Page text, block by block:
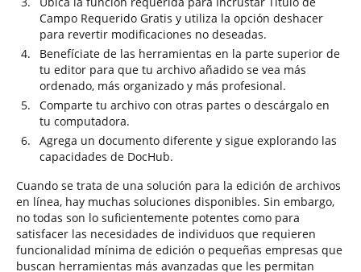
Campo Requerido Gratis y utiliza la opción deshacer
para revertir modificaciones no deseadas.
Benefíciate de las herramientas en la parte superior de
tu editor para que tu archivo añadido se vea más
ordenado, más organizado y más profesional.
Comparte tu archivo con otras partes o descárgalo en
tu computadora.
Agrega un documento diferente y sigue explorando las
capacidades de DocHub.
Cuando se trata de una solución para la edición de archivos
en línea, hay muchas soluciones disponibles. Sin embargo,
no todas son lo suficientemente potentes como para
satisfacer las necesidades de individuos que requieren
funcionalidad mínima de edición o pequeñas empresas que
buscan herramientas más avanzadas que les permitan